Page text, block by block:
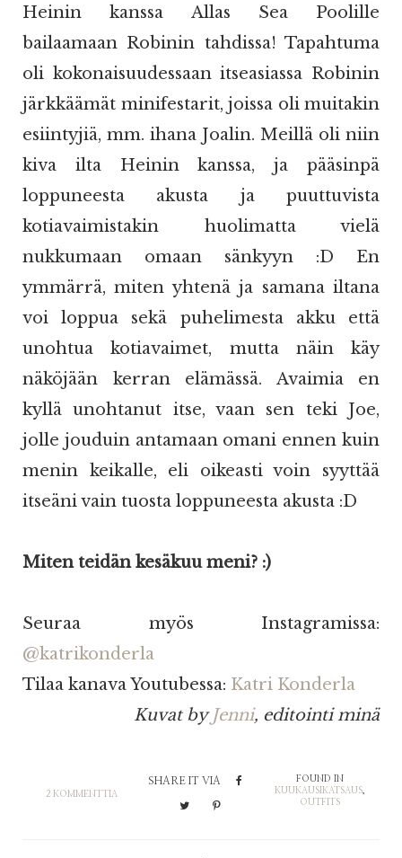
Heinin kanssa Allas Sea Poolille
bailaamaan Robinin tahdissa! Tapahtuma
oli kokonaisuudessaan itseasiassa Robinin
järkkäämät minifestarit, joissa oli muitakin
esiintyjiä, mm. ihana Joalin. Meillä oli niin
kiva ilta Heinin kanssa, ja pääsinpä
loppuneesta akusta ja puuttuvista
kotiavaimistakin huolimatta vielä
nukkumaan omaan sänkyyn :D En
ymmärrä, miten yhtenä ja samana iltana
voi loppua sekä puhelimesta akku että
unohtua kotiavaimet, mutta näin käy
näköjään kerran elämässä. Avaimia en
kyllä unohtanut itse, vaan sen teki Joe,
jolle jouduin antamaan omani ennen kuin
menin keikalle, eli oikeasti voin syyttää
itseäni vain tuosta loppuneesta akusta :D
Miten teidän kesäkuu meni? :)
Seuraa myös Instagramissa:
@katrikonderla
Tilaa kanava Youtubessa: Katri Konderla
Kuvat byJenni, editointi minä
2 KOMMENTTIA
SHARE IT VIA
FOUND IN
KUUKAUSIKATSAUS,
OUTFITS